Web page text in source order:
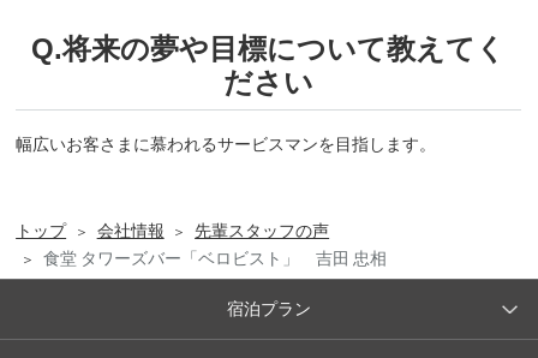
トップ 会社情報
先輩スタッフの声
食堂 タワーズバー「ベロビスト」 吉田 忠相
Q.将来の夢や目標について教えてく
ださい
幅広いお客さまに慕われるサービスマンを目指します。
宿泊プラン